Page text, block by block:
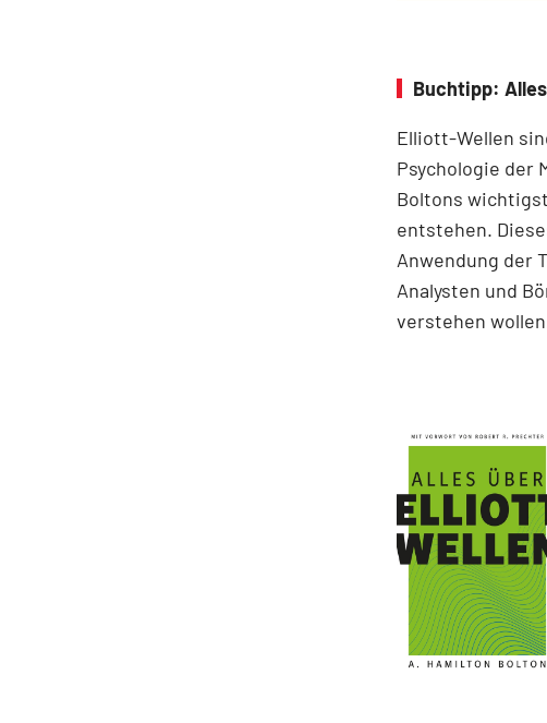
Buchtipp:
Elliott-Wellen
Psychologie der
Boltons
entstehen.
Anwendung der
Analysten und
verstehen